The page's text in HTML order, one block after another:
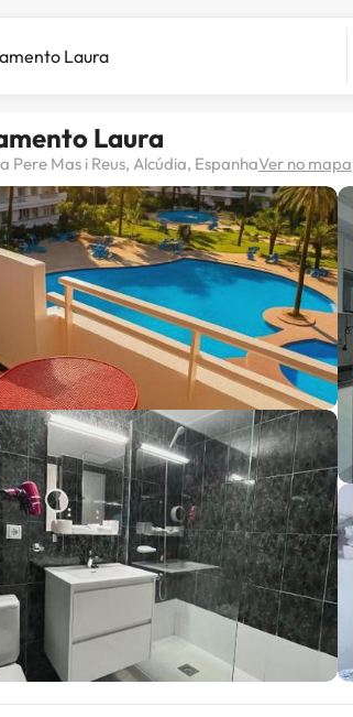
Laura
Pere Mas i Reus, Alcúdia, EspanhaVer no mapa